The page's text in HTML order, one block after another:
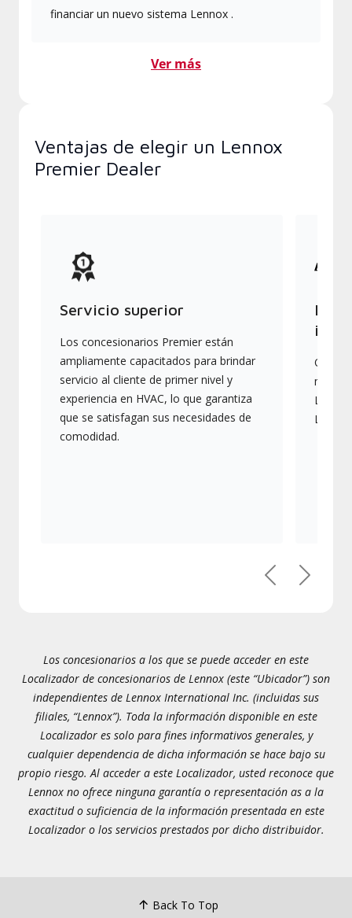
financiar un nuevo sistema Lennox .
Ver más
Ventajas de elegir un Lennox
Premier Dealer
Servicio superior
Los concesionarios Premier están
ampliamente capacitados para brindar
servicio al cliente de primer nivel y
experiencia en HVAC, lo que garantiza
que se satisfagan sus necesidades de
comodidad.
más
PreviousNext
Los concesionarios a los que se puede acceder en este
Localizador de concesionarios de Lennox (este “Ubicador”) son
independientes de Lennox International Inc. (incluidas sus
filiales, “Lennox”). Toda la información disponible en este
Localizador es solo para fines informativos generales, y
cualquier dependencia de dicha información se hace bajo su
propio riesgo. Al acceder a este Localizador, usted reconoce que
Lennox no ofrece ninguna garantía o representación as a la
exactitud o suficiencia de la información presentada en este
Localizador o los servicios prestados por dicho distribuidor.
Back To Top